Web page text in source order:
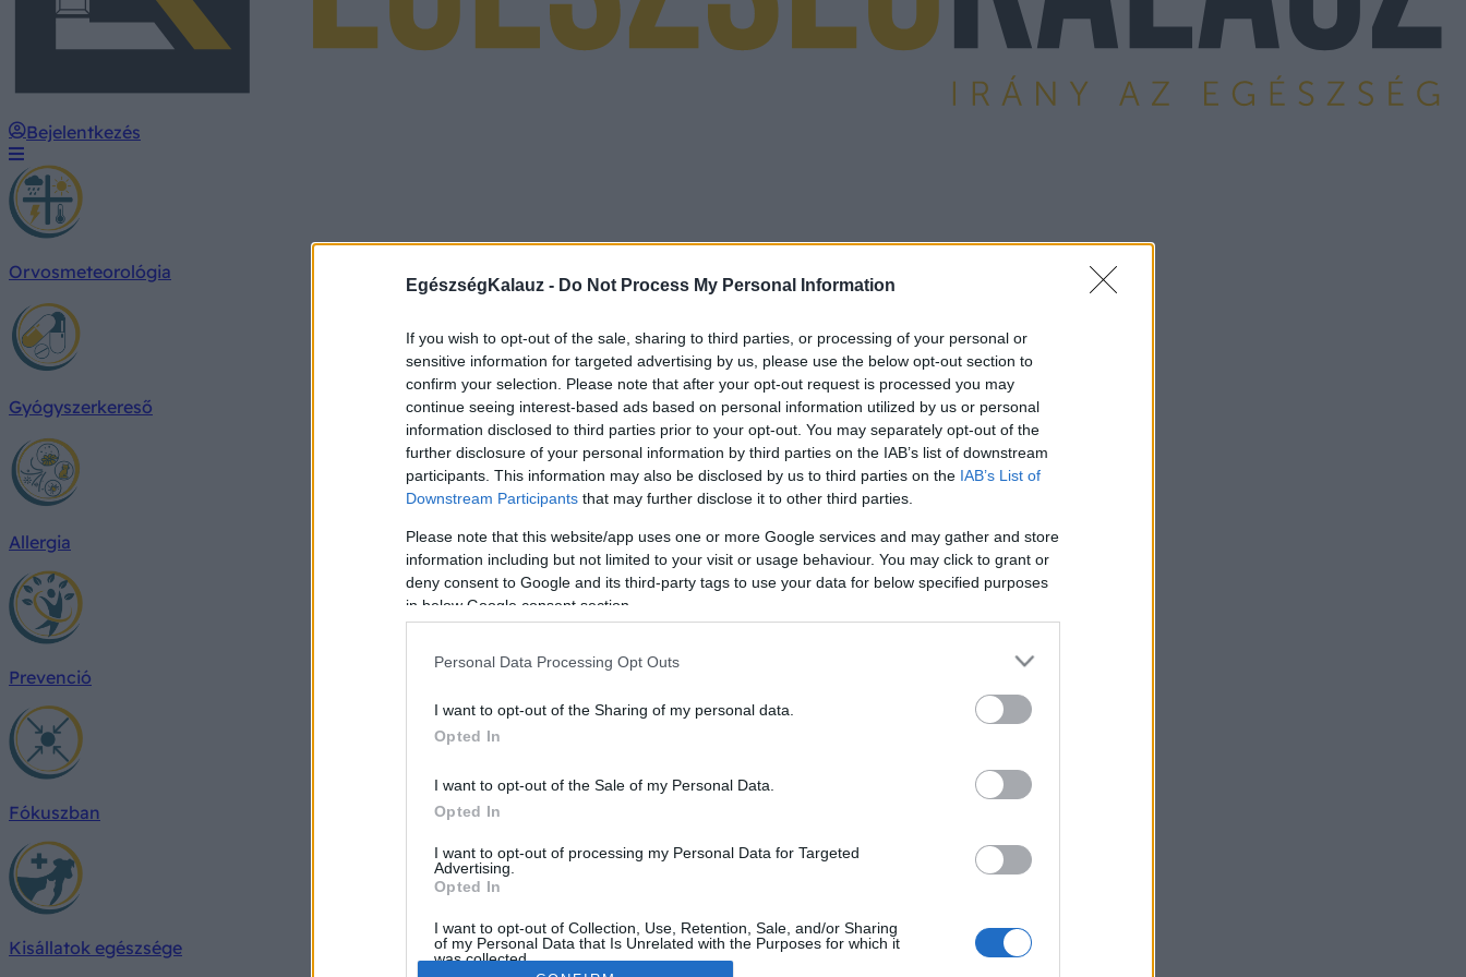
EgészségKalauz - Do Not Process My Personal Information
If you wish to opt-out of the sale, sharing to third parties, or processing of your personal or
sensitive information for targeted advertising by us, please use the below opt-out section to
confirm your selection. Please note that after your opt-out request is processed you may
continue seeing interest-based ads based on personal information utilized by us or personal
information disclosed to third parties prior to your opt-out. You may separately opt-out of the
further disclosure of your personal information by third parties on the IAB’s list of downstream
participants. This information may also be disclosed by us to third parties on the IAB’s List of
Downstream Participants that may further disclose it to other third parties.
Please note that this website/app uses one or more Google services and may gather and store
information including but not limited to your visit or usage behaviour. You may click to grant or
deny consent to Google and its third-party tags to use your data for below specified purposes
in below Google consent section.
Personal Data Processing Opt Outs
I want to opt-out of the Sharing of my personal data.
Opted In
I want to opt-out of the Sale of my Personal Data.
Opted In
I want to opt-out of processing my Personal Data for Targeted
Advertising.
Opted In
I want to opt-out of Collection, Use, Retention, Sale, and/or Sharing
of my Personal Data that Is Unrelated with the Purposes for which it
was collected.
Bejelentkezés
Orvosmeteorológia
Gyógyszerkereső
Allergia
Prevenció
Fókuszban
Kisállatok egészsége